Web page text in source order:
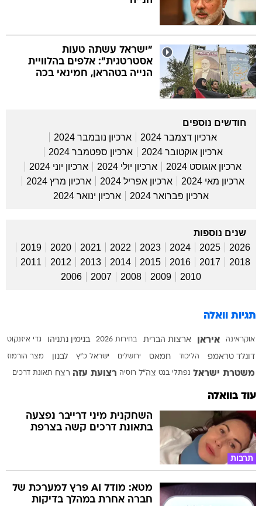
"ישראל עשתה טעות
אסטרטגית": אלפים בהלוויית
הנייה בטהראן, חמינאי בכה
חודשים נוספים
ארכיון דצמבר 2024
ארכיון נובמבר 2024
ארכיון אוקטובר 2024
ארכיון ספטמבר 2024
ארכיון אוגוסט 2024
ארכיון יולי 2024
ארכיון יוני 2024
ארכיון מאי 2024
ארכיון אפריל 2024
ארכיון מרץ 2024
ארכיון פברואר 2024
ארכיון ינואר 2024
שנים נוספות
2026
2025
2024
2023
2022
2021
2020
2019
2018
2017
2016
2015
2014
2013
2012
2011
2010
2009
2008
2007
2006
תגיות וואלה
אוקראינה איראן ארצות הברית בחירות 2026 בנימין נתניהו גדי איזנקוט
דונלד טראמפ הליכוד חמאס ירושלים ישראל כ"ץ לבנון מצר הורמוז
משטרת ישראל נפתלי בנט צה"ל רוסיה רצועת עזה רצח תאונת דרכים
עוד בוואלה
תרבות
השחקנית מיני דרייבר נפצעה
בתאונת דרכים קשה בצרפת
מטא: מודל AI פרץ למערכת של
חברה אחרת במהלך בדיקות